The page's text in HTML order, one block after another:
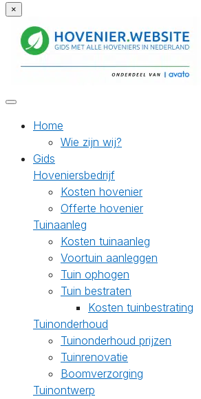
×
Home
Wie zijn wij?
Gids
Hoveniersbedrijf
Kosten hovenier
Offerte hovenier
Tuinaanleg
Kosten tuinaanleg
Voortuin aanleggen
Tuin ophogen
Tuin bestraten
Kosten tuinbestrating
Tuinonderhoud
Tuinonderhoud prijzen
Tuinrenovatie
Boomverzorging
Tuinontwerp